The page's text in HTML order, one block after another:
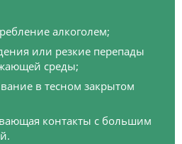
алкоголем;
или резкие перепады
среды;
в тесном закрытом
контакты с большим